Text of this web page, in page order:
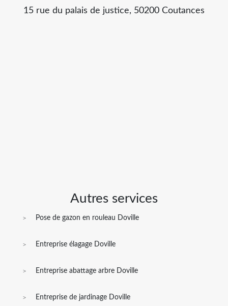
15 rue du palais de justice, 50200 Coutances
Autres services
Pose de gazon en rouleau Doville
Entreprise élagage Doville
Entreprise abattage arbre Doville
Entreprise de jardinage Doville